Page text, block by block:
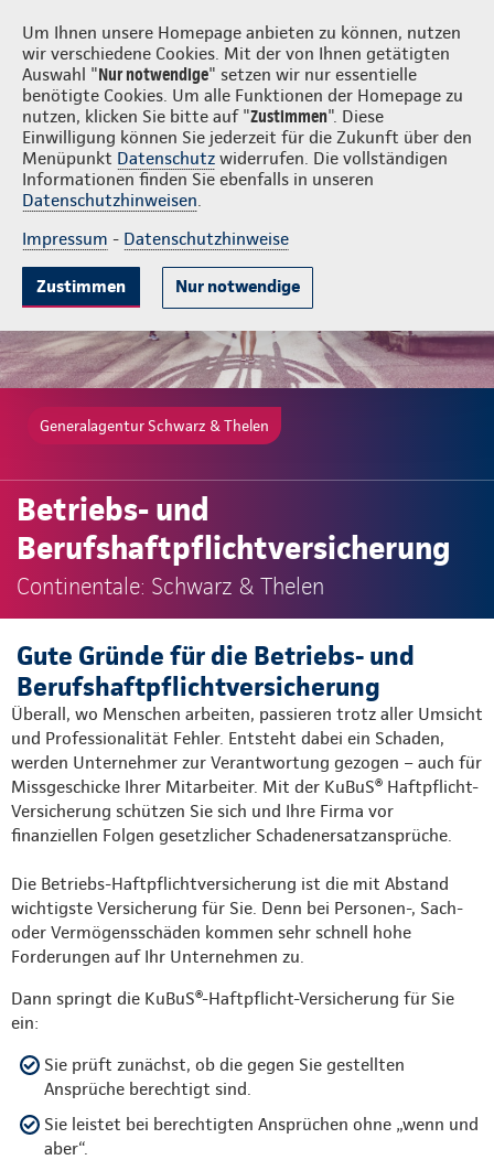
Um Ihnen unsere Homepage anbieten zu können, nutzen
wir verschiedene Cookies. Mit der von Ihnen getätigten
Auswahl "Nur notwendige" setzen wir nur essentielle
benötigte Cookies. Um alle Funktionen der Homepage zu
nutzen, klicken Sie bitte auf "Zustimmen". Diese
Einwilligung können Sie jederzeit für die Zukunft über den
Menüpunkt Datenschutz widerrufen. Die vollständigen
Informationen finden Sie ebenfalls in unseren
Datenschutzhinweisen.
Impressum - Datenschutzhinweise
Zustimmen Nur notwendige
Schwarz & Thelen Login
Gute Gründe Tarife & Leistungen Wissenswertes Beratung &
Generalagentur Schwarz & Thelen
Betriebs- und
Berufshaftpflichtversicherung
Continentale: Schwarz & Thelen
Gute Gründe für die Betriebs- und
Berufshaftpflichtversicherung
Überall, wo Menschen arbeiten, passieren trotz aller Umsicht
und Professionalität Fehler. Entsteht dabei ein Schaden,
werden Unternehmer zur Verantwortung gezogen – auch für
Missgeschicke Ihrer Mitarbeiter. Mit der KuBuS® Haftpflicht-
Versicherung schützen Sie sich und Ihre Firma vor
finanziellen Folgen gesetzlicher Schadenersatzansprüche.
Die Betriebs-Haftpflichtversicherung ist die mit Abstand
wichtigste Versicherung für Sie. Denn bei Personen-, Sach-
oder Vermögensschäden kommen sehr schnell hohe
Forderungen auf Ihr Unternehmen zu.
Dann springt die KuBuS®-Haftpflicht-Versicherung für Sie
ein:
Sie prüft zunächst, ob die gegen Sie gestellten
Ansprüche berechtigt sind.
Sie leistet bei berechtigten Ansprüchen ohne „wenn und
aber“.